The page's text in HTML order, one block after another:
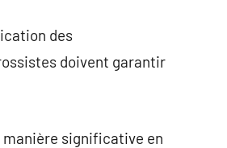
des
doivent garantir
manière significative en